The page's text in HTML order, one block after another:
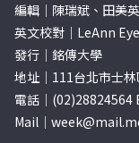
編輯｜陳瑞斌、田美
英文校對｜LeAnn
發行｜銘傳大學
地址｜111台北市士
電話｜(02)28824564
Mail｜